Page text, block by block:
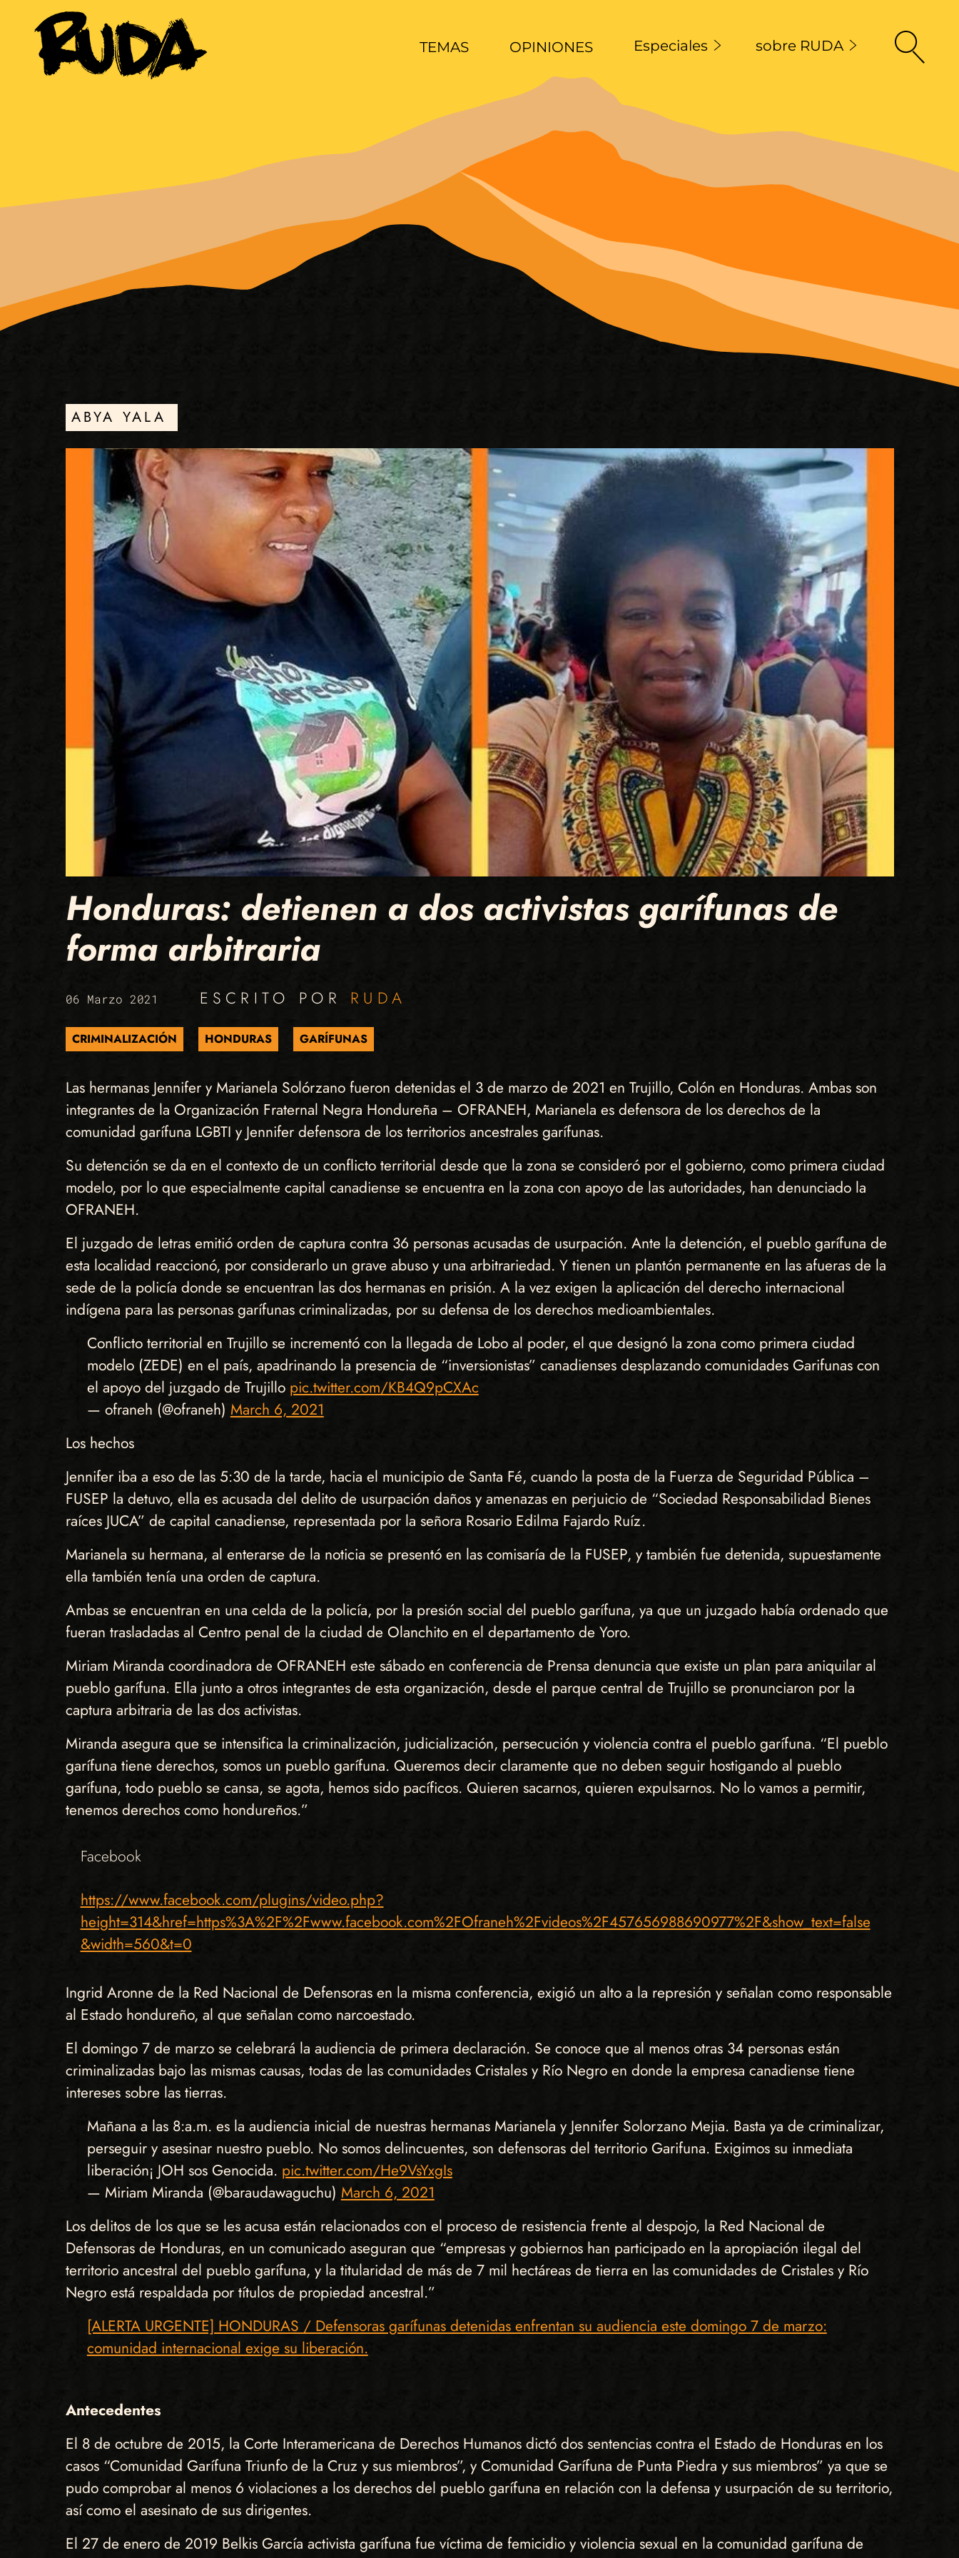
TEMAS OPINIONES Especiales sobre RUDA
ABYA YALA
Honduras: detienen a dos activistas garífunas de
forma arbitraria
06 Marzo 2021 ESCRITO POR RUDA
CRIMINALIZACIÓN HONDURAS GARÍFUNAS
Las hermanas Jennifer y Marianela Solórzano fueron detenidas el 3 de marzo de 2021 en Trujillo, Colón en Honduras. Ambas son
integrantes de la Organización Fraternal Negra Hondureña – OFRANEH, Marianela es defensora de los derechos de la
comunidad garífuna LGBTI y Jennifer defensora de los territorios ancestrales garífunas.
Su detención se da en el contexto de un conflicto territorial desde que la zona se consideró por el gobierno, como primera ciudad
modelo, por lo que especialmente capital canadiense se encuentra en la zona con apoyo de las autoridades, han denunciado la
OFRANEH.
El juzgado de letras emitió orden de captura contra 36 personas acusadas de usurpación. Ante la detención, el pueblo garífuna de
esta localidad reaccionó, por considerarlo un grave abuso y una arbitrariedad. Y tienen un plantón permanente en las afueras de la
sede de la policía donde se encuentran las dos hermanas en prisión. A la vez exigen la aplicación del derecho internacional
indígena para las personas garífunas criminalizadas, por su defensa de los derechos medioambientales.
Conflicto territorial en Trujillo se incrementó con la llegada de Lobo al poder, el que designó la zona como primera ciudad
modelo (ZEDE) en el país, apadrinando la presencia de “inversionistas” canadienses desplazando comunidades Garifunas con
el apoyo del juzgado de Trujillo pic.twitter.com/KB4Q9pCXAc
— ofraneh (@ofraneh) March 6, 2021
Los hechos
Jennifer iba a eso de las 5:30 de la tarde, hacia el municipio de Santa Fé, cuando la posta de la Fuerza de Seguridad Pública –
FUSEP la detuvo, ella es acusada del delito de usurpación daños y amenazas en perjuicio de “Sociedad Responsabilidad Bienes
raíces JUCA” de capital canadiense, representada por la señora Rosario Edilma Fajardo Ruíz.
Marianela su hermana, al enterarse de la noticia se presentó en las comisaría de la FUSEP, y también fue detenida, supuestamente
ella también tenía una orden de captura.
Ambas se encuentran en una celda de la policía, por la presión social del pueblo garífuna, ya que un juzgado había ordenado que
fueran trasladadas al Centro penal de la ciudad de Olanchito en el departamento de Yoro.
Miriam Miranda coordinadora de OFRANEH este sábado en conferencia de Prensa denuncia que existe un plan para aniquilar al
pueblo garífuna. Ella junto a otros integrantes de esta organización, desde el parque central de Trujillo se pronunciaron por la
captura arbitraria de las dos activistas.
Miranda asegura que se intensifica la criminalización, judicialización, persecución y violencia contra el pueblo garífuna. “El pueblo
garífuna tiene derechos, somos un pueblo garífuna. Queremos decir claramente que no deben seguir hostigando al pueblo
garífuna, todo pueblo se cansa, se agota, hemos sido pacíficos. Quieren sacarnos, quieren expulsarnos. No lo vamos a permitir,
tenemos derechos como hondureños.”
Facebook
https://www.facebook.com/plugins/video.php?
height=314&href=https%3A%2F%2Fwww.facebook.com%2FOfraneh%2Fvideos%2F457656988690977%2F&show_text=false
&width=560&t=0
Ingrid Aronne de la Red Nacional de Defensoras en la misma conferencia, exigió un alto a la represión y señalan como responsable
al Estado hondureño, al que señalan como narcoestado.
El domingo 7 de marzo se celebrará la audiencia de primera declaración. Se conoce que al menos otras 34 personas están
criminalizadas bajo las mismas causas, todas de las comunidades Cristales y Río Negro en donde la empresa canadiense tiene
intereses sobre las tierras.
Mañana a las 8:a.m. es la audiencia inicial de nuestras hermanas Marianela y Jennifer Solorzano Mejia. Basta ya de criminalizar,
perseguir y asesinar nuestro pueblo. No somos delincuentes, son defensoras del territorio Garifuna. Exigimos su inmediata
liberación¡ JOH sos Genocida. pic.twitter.com/He9VsYxgIs
— Miriam Miranda (@baraudawaguchu) March 6, 2021
Los delitos de los que se les acusa están relacionados con el proceso de resistencia frente al despojo, la Red Nacional de
Defensoras de Honduras, en un comunicado aseguran que “empresas y gobiernos han participado en la apropiación ilegal del
territorio ancestral del pueblo garífuna, y la titularidad de más de 7 mil hectáreas de tierra en las comunidades de Cristales y Río
Negro está respaldada por títulos de propiedad ancestral.”
[ALERTA URGENTE] HONDURAS / Defensoras garífunas detenidas enfrentan su audiencia este domingo 7 de marzo:
comunidad internacional exige su liberación.
Antecedentes
El 8 de octubre de 2015, la Corte Interamericana de Derechos Humanos dictó dos sentencias contra el Estado de Honduras en los
casos “Comunidad Garífuna Triunfo de la Cruz y sus miembros”, y Comunidad Garífuna de Punta Piedra y sus miembros” ya que se
pudo comprobar al menos 6 violaciones a los derechos del pueblo garífuna en relación con la defensa y usurpación de su territorio,
así como el asesinato de sus dirigentes.
El 27 de enero de 2019 Belkis García activista garífuna fue víctima de femicidio y violencia sexual en la comunidad garífuna de